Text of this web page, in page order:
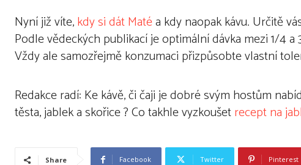
Nyní již víte,kdy si dát Matéa kdy naopak kávu. Určitě
Podle vědeckých publikací je optimální dávka mezi 1/4
Vždy ale samozřejmě konzumaci přizpůsobte vlastní
Redakce radí: Ke kávě, či čaji je dobré svým hostům
těsta, jablek a skořice ? Co takhle vyzkoušetrecept na
Share Facebook Twitter Pinterest